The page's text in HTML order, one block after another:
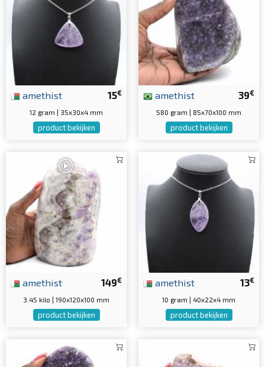
15€
amethist
12 gram | 35x30x4 mm
product bekijken
39€
amethist
580 gram | 85x70x100 mm
product bekijken
149€
amethist
3.45 kilo | 190x120x100 mm
product bekijken
13€
amethist
10 gram | 40x22x4 mm
product bekijken